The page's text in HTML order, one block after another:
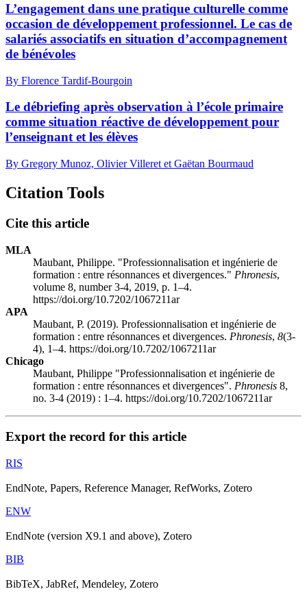
L’engagement dans une pratique culturelle comme
occasion de développement professionnel. Le cas de
salariés associatifs en situation d’accompagnement
de bénévoles
By Florence Tardif-Bourgoin
Le débriefing après observation à l’école primaire
comme situation réactive de développement pour
l’enseignant et les élèves
By Gregory Munoz, Olivier Villeret et Gaëtan Bourmaud
Citation Tools
Cite this article
MLA
Maubant, Philippe. "Professionnalisation et ingénierie de
formation : entre résonnances et divergences." Phronesis,
volume 8, number 3-4, 2019, p. 1–4.
https://doi.org/10.7202/1067211ar
APA
Maubant, P. (2019). Professionnalisation et ingénierie de
formation : entre résonnances et divergences. Phronesis, 8(3-
4), 1–4. https://doi.org/10.7202/1067211ar
Chicago
Maubant, Philippe "Professionnalisation et ingénierie de
formation : entre résonnances et divergences". Phronesis 8,
no. 3-4 (2019) : 1–4. https://doi.org/10.7202/1067211ar
Export the record for this article
RIS
EndNote, Papers, Reference Manager, RefWorks, Zotero
ENW
EndNote (version X9.1 and above), Zotero
BIB
BibTeX, JabRef, Mendeley, Zotero